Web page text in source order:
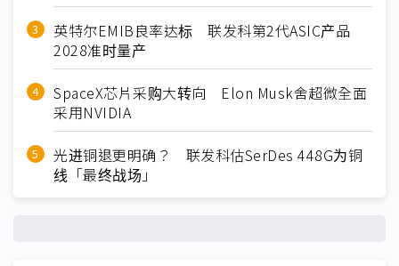
英特尔EMIB良率达标 联发科第2代ASIC产品
2028准时量产
SpaceX芯片采购大转向 Elon Musk舍超微全面
采用NVIDIA
光进铜退更明确？ 联发科估SerDes 448G为铜
线「最终战场」